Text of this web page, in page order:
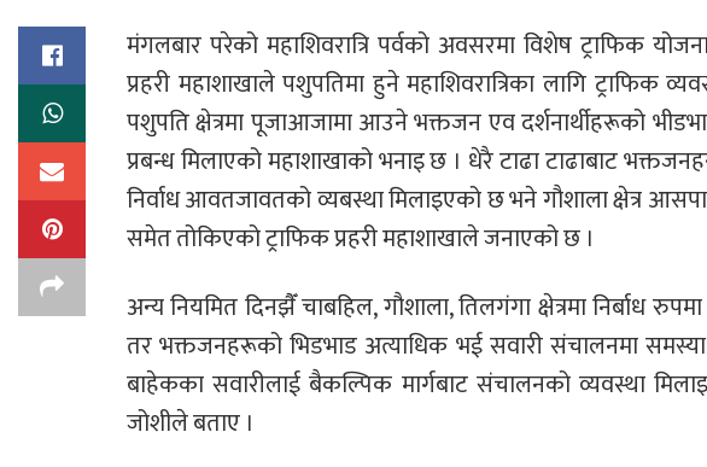
मंगलबार परेको महाशिवरात्रि पर्वको अवसरमा विशेष ट्राफिक
प्रहरी महाशाखाले पशुपतिमा हुने महाशिवरात्रिका लागि ट्राफिक
पशुपति क्षेत्रमा पूजाआजामा आउने भक्तजन एव दर्शनार्थीहरूको
प्रबन्ध मिलाएको महाशाखाको भनाइ छ । धेरै टाढा टाढाबाट
निर्वाध आवतजावतको व्यबस्था मिलाइएको छ भने गौशाला क्षेत्र
समेत तोकिएको ट्राफिक प्रहरी महाशाखाले जनाएको छ ।
अन्य नियमित दिनझैँ चाबहिल, गौशाला, तिलगंगा क्षेत्रमा निर्बाध
तर भक्तजनहरूको भिडभाड अत्याधिक भई सवारी संचालनमा
बाहेकका सवारीलाई बैकल्पिक मार्गबाट संचालनको व्यवस्था
जोशीले बताए ।